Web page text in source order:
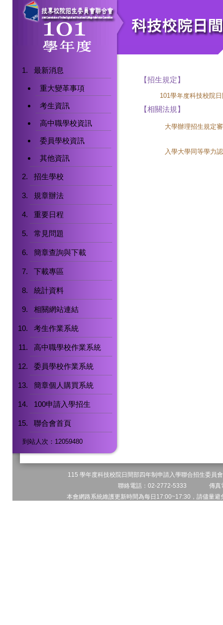
最新消息
重大變革事項
考生資訊
高中職學校資訊
委員學校資訊
其他資訊
招生學校
規章辦法
重要日程
常見問題
簡章查詢與下載
下載專區
統計資料
相關網站連結
考生作業系統
高中職學校作業系統
委員學校作業系統
簡章個人購買系統
100申請入學招生
聯合會首頁
到站人次：12059480
【招生規定】
101學年度科技校院
【相關法規】
大學辦理招生規定
入學大學同等學力
115 學年度科技校院日間部四年制申請入學聯合招生委
聯絡電話：02-2772-5333 傳
本會網路系統維護更新時間為每日17:00~17:30，請儘量